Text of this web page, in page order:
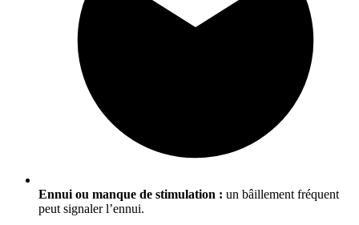
Ennui ou manque de stimulation : un bâillement fréquent
peut signaler l’ennui.